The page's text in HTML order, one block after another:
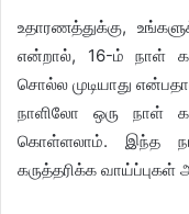
உதாரணத்துக்கு,
என்றால், 16-ம் நாள்
சொல்ல முடியாது
நாளிலோ ஒரு நாள்
கொள்ளலாம். இந்த
கருத்தரிக்க வாய்ப்புகள்